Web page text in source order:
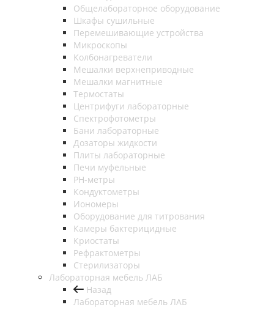
Общелабораторное оборудование
Шкафы сушильные
Перемешивающие устройства
Микроскопы
Колбонагреватели
Мешалки верхнеприводные
Мешалки магнитные
Термостаты
Центрифуги лабораторные
Спектрофотометры
Бани лабораторные
Дозаторы жидкости
Плиты лабораторные
Печи муфельные
РН-метры
Кондуктометры
Иономеры
Оборудование для титрования
Камеры бактерицидные
Криостаты
Рефрактометры
Стерилизаторы
Лабораторная мебель ЛАБ
Назад
Лабораторная мебель ЛАБ